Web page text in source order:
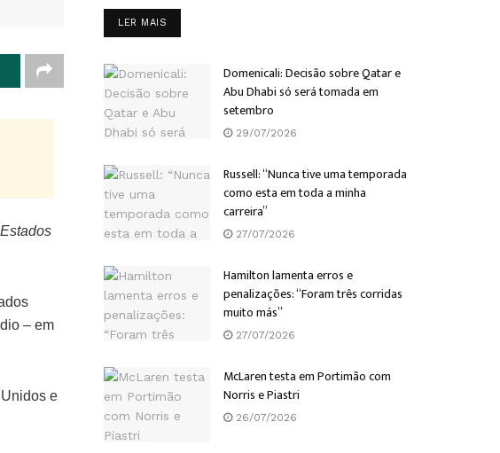
– em
e
LER MAIS
Domenicali: Decisão sobre Qatar e
Abu Dhabi só será tomada em
setembro
29/07/2026
Russell: “Nunca tive uma temporada
como esta em toda a minha
carreira”
27/07/2026
Hamilton lamenta erros e
penalizações: “Foram três corridas
muito más”
27/07/2026
McLaren testa em Portimão com
Norris e Piastri
26/07/2026